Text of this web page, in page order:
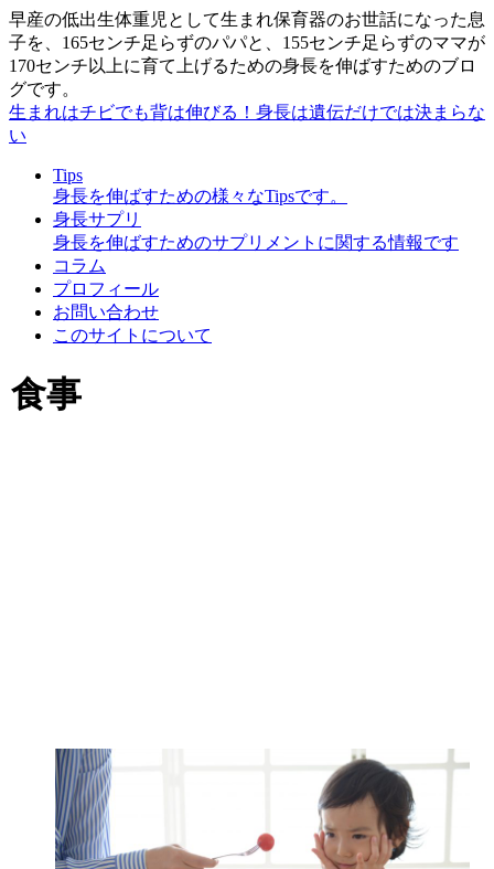
早産の低出生体重児として生まれ保育器のお世話になった息
子を、165センチ足らずのパパと、155センチ足らずのママが
170センチ以上に育て上げるための身長を伸ばすためのブロ
グです。
生まれはチビでも背は伸びる！身長は遺伝だけでは決まらな
い
Tips
身長を伸ばすための様々なTipsです。
身長サプリ
身長を伸ばすためのサプリメントに関する情報です
コラム
プロフィール
お問い合わせ
このサイトについて
食事